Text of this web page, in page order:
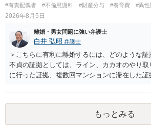
#有責配偶者 #不倫慰謝料 #財産分与 #養育費 #異
2026年8月5日
離婚・男女問題に強い弁護士
白井 弘昭 弁護士
＞こちらに有利に離婚するには、どのような証
不貞の証拠としては、ライン、カカオのやり
に行った証拠、複数回マンションに滞在した
婚する、慰謝料をとるなど）ことができると
貞発覚後、長期間同居を続けると、不貞を許
場合がありますので、ご注意ください。 以上、
もっとみる